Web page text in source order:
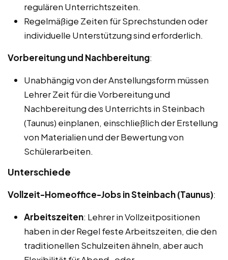
regulären Unterrichtszeiten.
Regelmäßige Zeiten für Sprechstunden oder
individuelle Unterstützung sind erforderlich.
Vorbereitung und Nachbereitung:
Unabhängig von der Anstellungsform müssen
Lehrer Zeit für die Vorbereitung und
Nachbereitung des Unterrichts in Steinbach
(Taunus) einplanen, einschließlich der Erstellung
von Materialien und der Bewertung von
Schülerarbeiten.
Unterschiede
Vollzeit-Homeoffice-Jobs in Steinbach (Taunus):
Arbeitszeiten: Lehrer in Vollzeitpositionen
haben in der Regel feste Arbeitszeiten, die den
traditionellen Schulzeiten ähneln, aber auch